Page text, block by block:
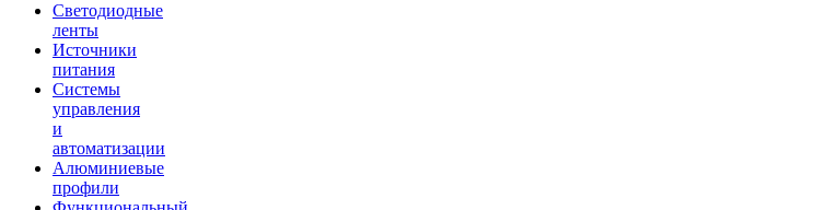
Светодиодные
ленты
Источники
питания
Системы
управления
и
автоматизации
Алюминиевые
профили